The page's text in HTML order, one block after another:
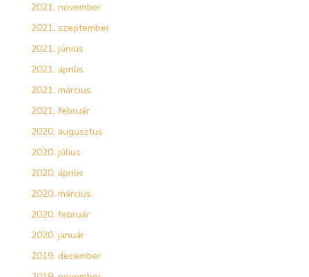
2021. november
2021. szeptember
2021. június
2021. április
2021. március
2021. február
2020. augusztus
2020. július
2020. április
2020. március
2020. február
2020. január
2019. december